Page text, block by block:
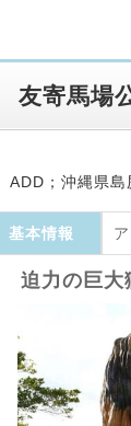
友寄馬場
ADD；沖縄県
基本情報
迫力の巨大